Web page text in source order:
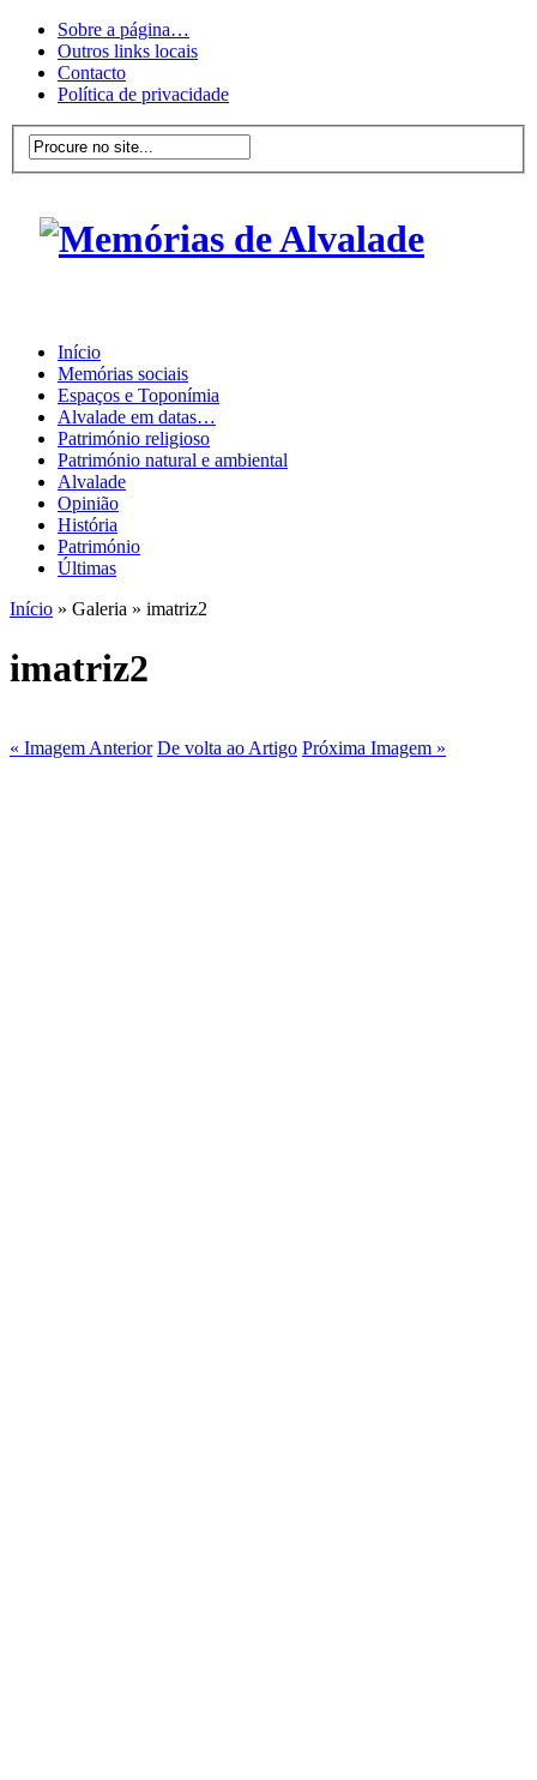
Sobre a página…
Outros links locais
Contacto
Política de privacidade
Início
Memórias sociais
Espaços e Toponímia
Alvalade em datas…
Património religioso
Património natural e ambiental
Alvalade
Opinião
História
Património
Últimas
Início » Galeria » imatriz2
imatriz2
« Imagem Anterior De volta ao Artigo Próxima Imagem »